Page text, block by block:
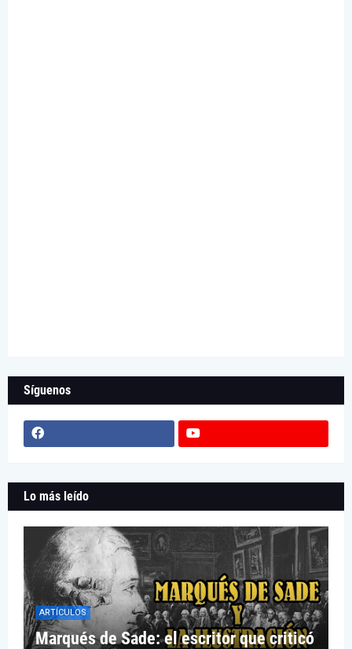
Síguenos
Lo más leído
ARTÍCULOS
Marqués de Sade: el escritor que criticó